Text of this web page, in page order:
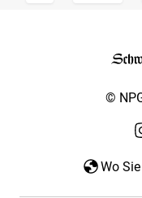
©
Wo